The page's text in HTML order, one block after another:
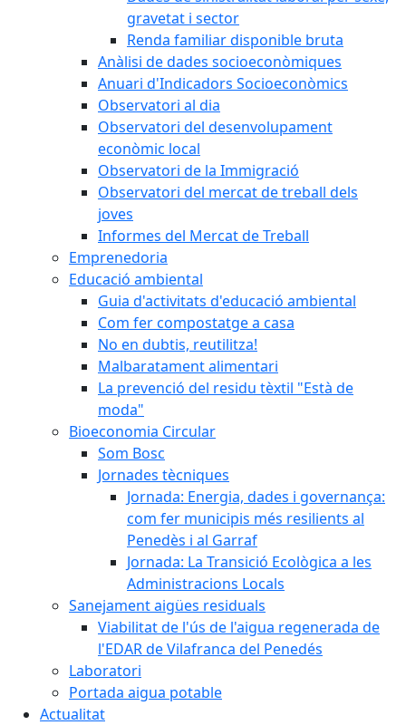
gravetat i sector
Renda familiar disponible bruta
Anàlisi de dades socioeconòmiques
Anuari d'Indicadors Socioeconòmics
Observatori al dia
Observatori del desenvolupament
econòmic local
Observatori de la Immigració
Observatori del mercat de treball dels
joves
Informes del Mercat de Treball
Emprenedoria
Educació ambiental
Guia d'activitats d'educació ambiental
Com fer compostatge a casa
No en dubtis, reutilitza!
Malbaratament alimentari
La prevenció del residu tèxtil "Està de
moda"
Bioeconomia Circular
Som Bosc
Jornades tècniques
Jornada: Energia, dades i governança:
com fer municipis més resilients al
Penedès i al Garraf
Jornada: La Transició Ecològica a les
Administracions Locals
Sanejament aigües residuals
Viabilitat de l'ús de l'aigua regenerada de
l'EDAR de Vilafranca del Penedés
Laboratori
Portada aigua potable
Actualitat